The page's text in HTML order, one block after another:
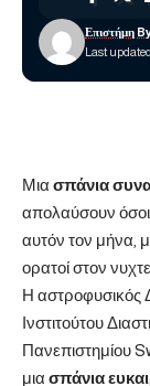
Last
Επιστήμη
Μια σπάνια
απολαύσουν
αυτόν τον μήνα,
ορατοί στον
Η αστροφυσικός
Ινστιτούτου
Πανεπιστημίου
μια σπάνια